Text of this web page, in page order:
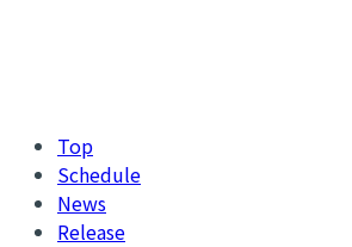
Top
Schedule
News
Release